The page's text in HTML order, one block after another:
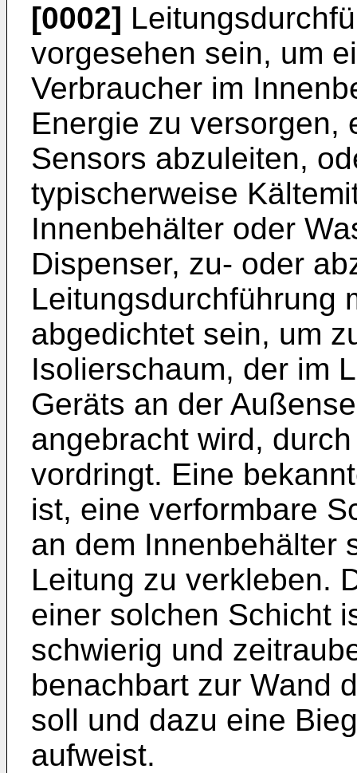
[0002]
vorgesehen sein, um
Verbraucher im
Energie zu versorgen,
Sensors abzuleiten,
typischerweise
Innenbehälter oder
Dispenser, zu- oder
Leitungsdurchführung
abgedichtet sein, um
Isolierschaum, der im
Geräts an der
angebracht wird,
vordringt. Eine
ist, eine verformbare
an dem Innenbehälter
Leitung zu verkleben.
einer solchen Schicht
schwierig und
benachbart zur Wand
soll und dazu eine
aufweist.